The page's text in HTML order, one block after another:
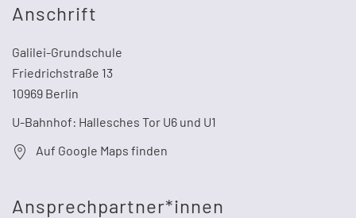
Anschrift
Galilei-Grundschule
Friedrichstraße 13
10969 Berlin
U-Bahnhof: Hallesches Tor U6 und U1
Auf Google Maps finden
Ansprechpartner*innen